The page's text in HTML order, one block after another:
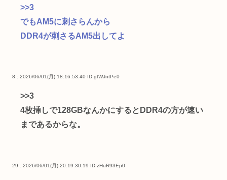
>>3
でもAM5に刺さらんから
DDR4が刺さるAM5出してよ
8 : 2026/06/01(月) 18:16:53.40 ID:gtWJntPe0
>>3
4枚挿しで128GBなんかにするとDDR4の方が速い
まであるからな。
29 : 2026/06/01(月) 20:19:30.19 ID:zHuR93Ep0